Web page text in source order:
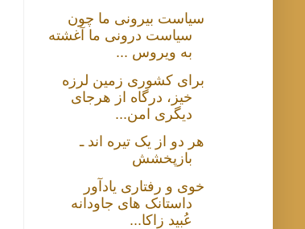
سیاست بیرونی ما چون
سیاست درونی ما آغشته
به ویروس ...
برای کشوری زمین لرزه
خیز، درگاه از هرجای
دیگری امن...
هر دو از یک تیره اند ـ
بازپخشش
خوی و رفتاری یادآور
داستانک های جاودانه
عُبید زاکا...